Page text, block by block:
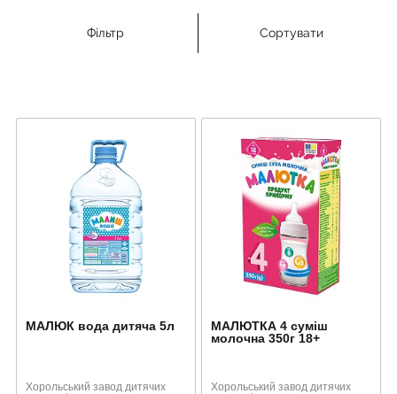
Фільтр Сортувати
МАЛЮК вода дитяча 5л
Хорольський завод дитячих
МАЛЮТКА 4 суміш
молочна 350г 18+
Хорольський завод дитячих